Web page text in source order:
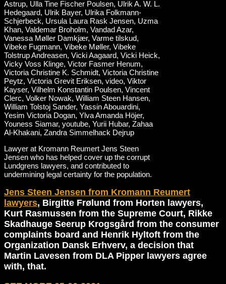
Lawyer at Kromann Reumert Jens Steen
Jensen who has helped cover up the corrupt
Lundgrens lawyers, and contributed to
undermining legal certainty for the population.
Jens Steen Jensen from Kromann Reumert
lawyers, Birgitte Frølund from Horten lawyers,
Kurt Rasmussen from the Supreme Court, Rikke
Skadhauge Seerup Krogsgård from the consumer
complaints board and Henrik Hyltoft from the
Organization Dansk Erhverv, a decision that
Martin Lavesen from DLA Pipper lawyers agree
with, that.